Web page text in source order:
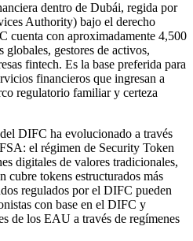
dentro de Dubái, regida por
Authority) bajo el derecho
cuenta con aproximadamente 4,500
gestores de activos,
fintech. Es la base preferida para
financieros que ingresan a
regulatorio familiar y certeza
DIFC ha evolucionado a través
el régimen de Security Token
digitales de valores tradicionales,
cubre tokens estructurados más
regulados por el DIFC pueden
con base en el DIFC y
de los EAU a través de regímenes